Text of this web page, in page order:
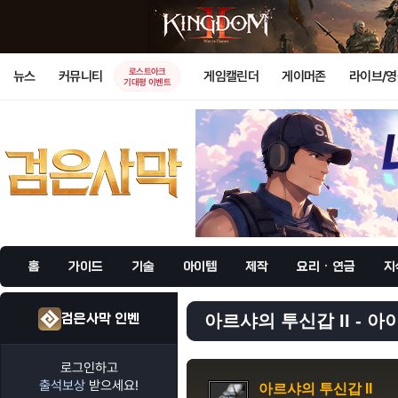
뉴스 커뮤니티
로스트아크
기대평 이벤트
게임캘린더 게이머존 라이브/
홈 가이드 기술 아이템 제작 요리 · 연금 지
검은사막 인벤
로그인하고
출석보상 받으세요!
아르샤의 투신갑 II - 아
아르샤의 투신갑 II